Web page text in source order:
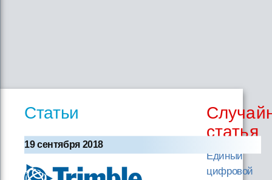
Статьи
19 сентября 2018
статья
Единый
цифровой